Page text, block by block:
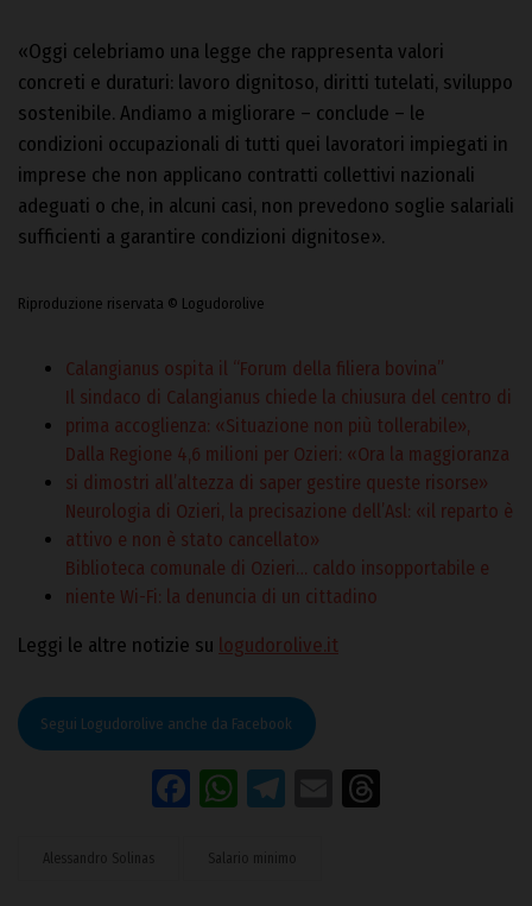
«Oggi celebriamo una legge che rappresenta valori
concreti e duraturi: lavoro dignitoso, diritti tutelati, sviluppo
sostenibile. Andiamo a migliorare – conclude – le
condizioni occupazionali di tutti quei lavoratori impiegati in
imprese che non applicano contratti collettivi nazionali
adeguati o che, in alcuni casi, non prevedono soglie salariali
sufficienti a garantire condizioni dignitose».
Riproduzione riservata © Logudorolive
Calangianus ospita il “Forum della filiera bovina”
Il sindaco di Calangianus chiede la chiusura del centro di
prima accoglienza: «Situazione non più tollerabile»,
Dalla Regione 4,6 milioni per Ozieri: «Ora la maggioranza
si dimostri all’altezza di saper gestire queste risorse»
Neurologia di Ozieri, la precisazione dell’Asl: «il reparto è
attivo e non è stato cancellato»
Biblioteca comunale di Ozieri… caldo insopportabile e
niente Wi-Fi: la denuncia di un cittadino
Leggi le altre notizie su logudorolive.it
Segui Logudorolive anche da Facebook
Facebook
WhatsApp
Telegram
Email
Alessandro Solinas Salario minimo